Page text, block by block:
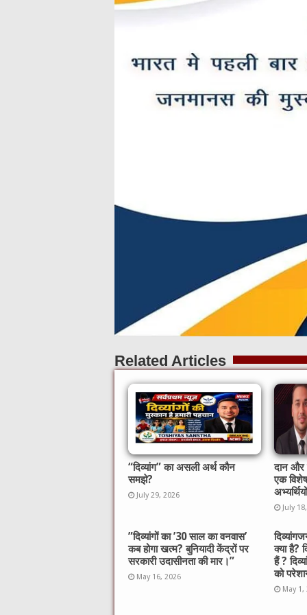
Related Articles
“दिव्यांग” का असली अर्थ कौन
समझे?
July 29, 2026
दान और
एक
July
​”दिव्यांगों का ’30 साल का वनवास’
कब होगा खत्म? बुनियादी केंद्रों पर
सरकारी उदासीनता की मार।”
May 16, 2026
क्या है?
हैं ?
को
May 1,